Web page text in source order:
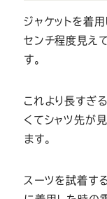
ジャケットを着
センチ程度見え
す。
これより長すぎ
くてシャツ先が
ます。
スーツを試着す